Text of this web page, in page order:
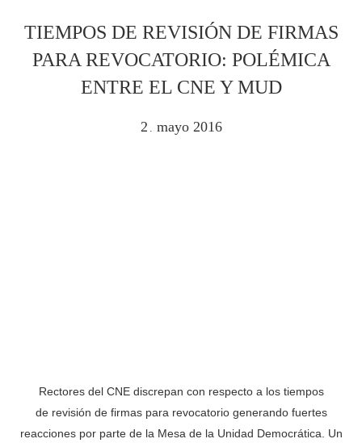
TIEMPOS DE REVISIÓN DE FIRMAS
PARA REVOCATORIO: POLÉMICA
ENTRE EL CNE Y MUD
2 . mayo 2016
Rectores del CNE discrepan con respecto a los tiempos
de revisión de firmas para revocatorio generando fuertes
reacciones por parte de la Mesa de la Unidad Democrática. Un